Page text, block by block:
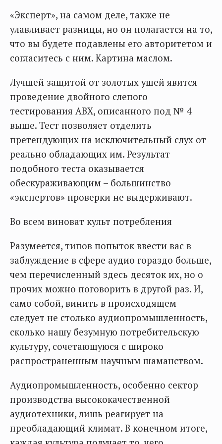
«Эксперт», на самом деле, также не
улавливает разницы, но он полагается на то,
что вы будете подавлены его авторитетом и
согласитесь с ним. Картина маслом.
Лучшей защитой от золотых ушей явится
проведение двойного слепого
тестирования ABX, описанного под № 4
выше. Тест позволяет отделить
претендующих на исключительный слух от
реально обладающих им. Результат
подобного теста оказывается
обескураживающим – большинство
«экспертов» проверки не выдерживают.
Во всем виноват культ потребления
Разумеется, типов попыток ввести вас в
заблуждение в сфере аудио гораздо больше,
чем перечисленный здесь десяток их, но о
прочих можно поговорить в другой раз. И,
само собой, винить в происходящем
следует не столько аудиопромышленность,
сколько нашу безумную потребительскую
культуру, сочетающуюся с широко
распространенным научным шаманством.
Аудиопромышленность, особенно сектор
производства высококачественной
аудиотехники, лишь реагирует на
преобладающий климат. В конечном итоге,